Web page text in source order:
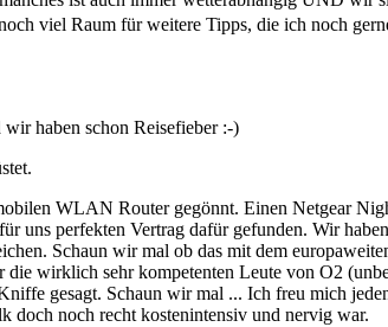
viel Raum für weitere Tipps, die ich noch
haben schon Reisefieber :-)
WLAN Router gegönnt. Einen Netgear
uns perfekten Vertrag dafür gefunden. Wir
Schaun wir mal ob das mit dem
wirklich sehr kompetenten Leute von O2
gesagt. Schaun wir mal ... Ich freu mich
doch noch recht kostenintensiv und nervig war.